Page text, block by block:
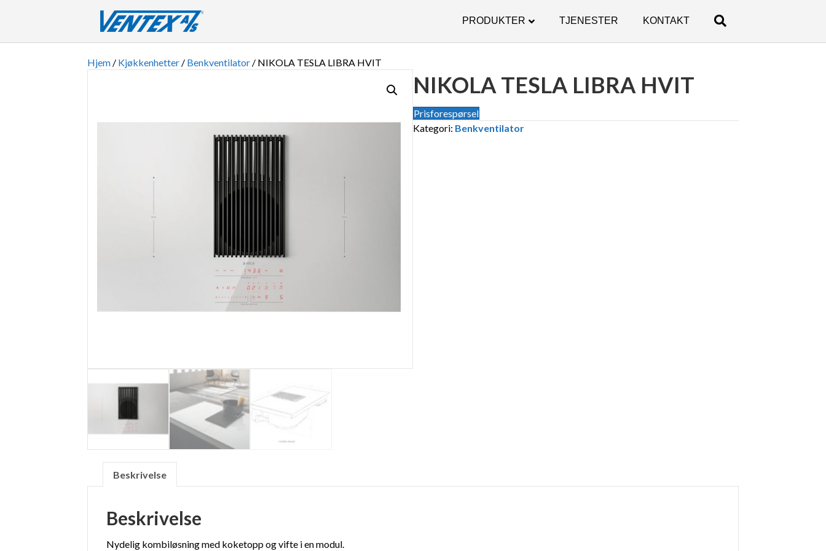
PRODUKTER TJENESTER KONTAKT
Hjem / Kjøkkenhetter / Benkventilator / NIKOLA TESLA LIBRA HVIT
NIKOLA TESLA LIBRA HVIT
Prisforespørsel
Kategori: Benkventilator
Beskrivelse
Beskrivelse
Nydelig kombiløsning med koketopp og vifte i en modul.